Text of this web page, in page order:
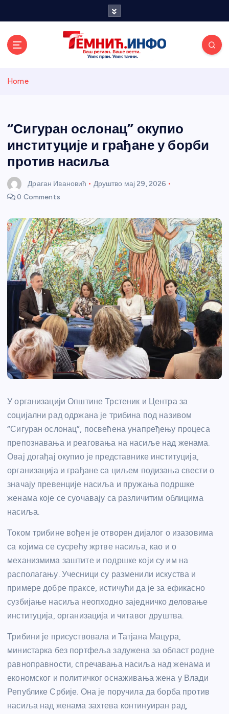
и портал
Home
“Сигуран ослонац” окупио
институције и грађане у борби
против насиља
Драган Ивановић Друштво мај 29, 2026
0 Comments
У организацији Општине Трстеник и Центра за
социјални рад одржана је трибина под називом
“Сигуран ослонац”, посвећена унапређењу процеса
препознавања и реаговања на насиље над женама.
Овај догађај окупио је представнике институција,
организација и грађане са циљем подизања свести о
значају превенције насиља и пружања подршке
женама које се суочавају са различитим облицима
насиља.
Током трибине вођен је отворен дијалог о изазовима
са којима се сусрећу жртве насиља, као и о
механизмима заштите и подршке који су им на
располагању. Учесници су разменили искуства и
примере добре праксе, истичући да је за ефикасно
сузбијање насиља неопходно заједничко деловање
институција, организација и читавог друштва.
Трибини је присуствовала и Татјана Мацура,
министарка без портфеља задужена за област родне
равноправности, спречавања насиља над женама и
економског и политичког оснаживања жена у Влади
Републике Србије. Она је поручила да борба против
насиља над женама захтева континуиран рад,